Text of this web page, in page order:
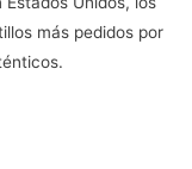
más pedidos por